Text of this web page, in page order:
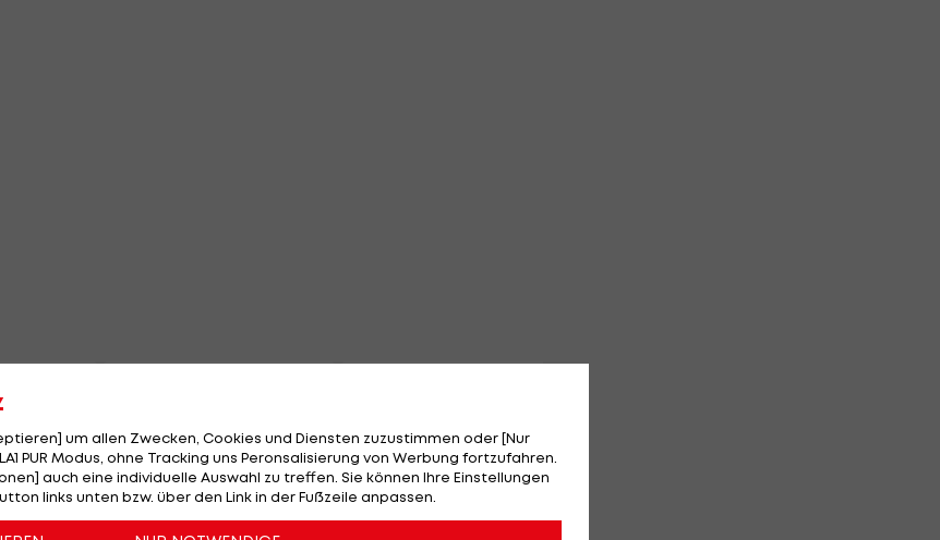
um allen Zwecken, Cookies und Diensten zuzustimmen oder [Nur
PUR Modus, ohne Tracking uns Peronsalisierung von Werbung fortzufahren.
auch eine individuelle Auswahl zu treffen. Sie können Ihre Einstellungen
links unten bzw. über den Link in der Fußzeile anpassen.